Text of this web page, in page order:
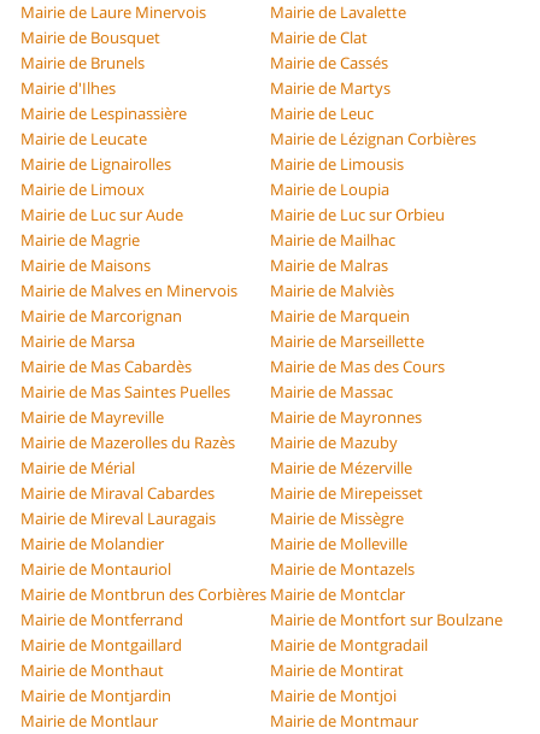
Mairie de Laure Minervois
Mairie de Lavalette
Mairie de Bousquet
Mairie de Clat
Mairie de Brunels
Mairie de Cassés
Mairie d'Ilhes
Mairie de Martys
Mairie de Lespinassière
Mairie de Leuc
Mairie de Leucate
Mairie de Lézignan Corbières
Mairie de Lignairolles
Mairie de Limousis
Mairie de Limoux
Mairie de Loupia
Mairie de Luc sur Aude
Mairie de Luc sur Orbieu
Mairie de Magrie
Mairie de Mailhac
Mairie de Maisons
Mairie de Malras
Mairie de Malves en Minervois
Mairie de Malviès
Mairie de Marcorignan
Mairie de Marquein
Mairie de Marsa
Mairie de Marseillette
Mairie de Mas Cabardès
Mairie de Mas des Cours
Mairie de Mas Saintes Puelles
Mairie de Massac
Mairie de Mayreville
Mairie de Mayronnes
Mairie de Mazerolles du Razès
Mairie de Mazuby
Mairie de Mérial
Mairie de Mézerville
Mairie de Miraval Cabardes
Mairie de Mirepeisset
Mairie de Mireval Lauragais
Mairie de Missègre
Mairie de Molandier
Mairie de Molleville
Mairie de Montauriol
Mairie de Montazels
Mairie de Montbrun des Corbières Mairie de Montclar
Mairie de Montferrand
Mairie de Montfort sur Boulzane
Mairie de Montgaillard
Mairie de Montgradail
Mairie de Monthaut
Mairie de Montirat
Mairie de Montjardin
Mairie de Montjoi
Mairie de Montlaur
Mairie de Montmaur